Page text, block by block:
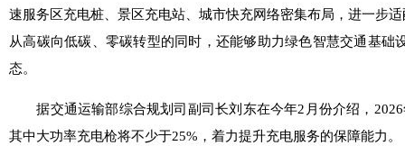
速服务区充电桩、景区充电站、城市快充网络密集布局，进一步
从高碳向低碳、零碳转型的同时，还能够助力绿色智慧交通基
态。
据交通运输部综合规划司副司长刘东在今年2月份介绍，2026
其中大功率充电枪将不少于25%，着力提升充电服务的保障能力。